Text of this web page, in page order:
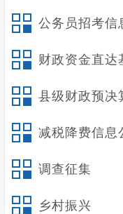
公务员招考信
财政资金直达
县级财政预决
减税降费信息
调查征集
乡村振兴